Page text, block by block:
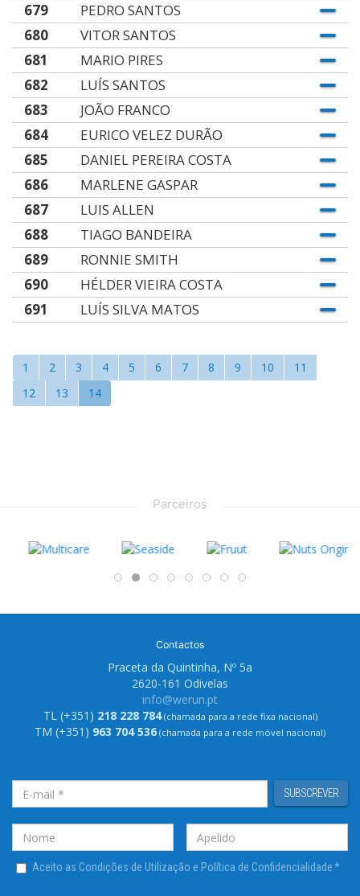
679
PEDRO SANTOS
680
VITOR SANTOS
681
MARIO PIRES
682
LUÍS SANTOS
683
JOÃO FRANCO
684
EURICO VELEZ DURÃO
685
DANIEL PEREIRA COSTA
686
MARLENE GASPAR
687
LUIS ALLEN
688
TIAGO BANDEIRA
689
RONNIE SMITH
690
HÉLDER VIEIRA COSTA
691
LUÍS SILVA MATOS
1 2 3 4 5 6 7 8 9 10
11
12
13 14
Parceiros
Contactos
Praceta da Quintinha, Nº 5a
2620-161 Odivelas
info@werun.pt
TL (+351) 218 228 784(chamada para a rede fixa nacional)
TM (+351) 963 704 536 (chamada para a rede móvel nacional)
SUBSCREVER
Aceito as Condições de Utilização e Política de Confidencialidade*